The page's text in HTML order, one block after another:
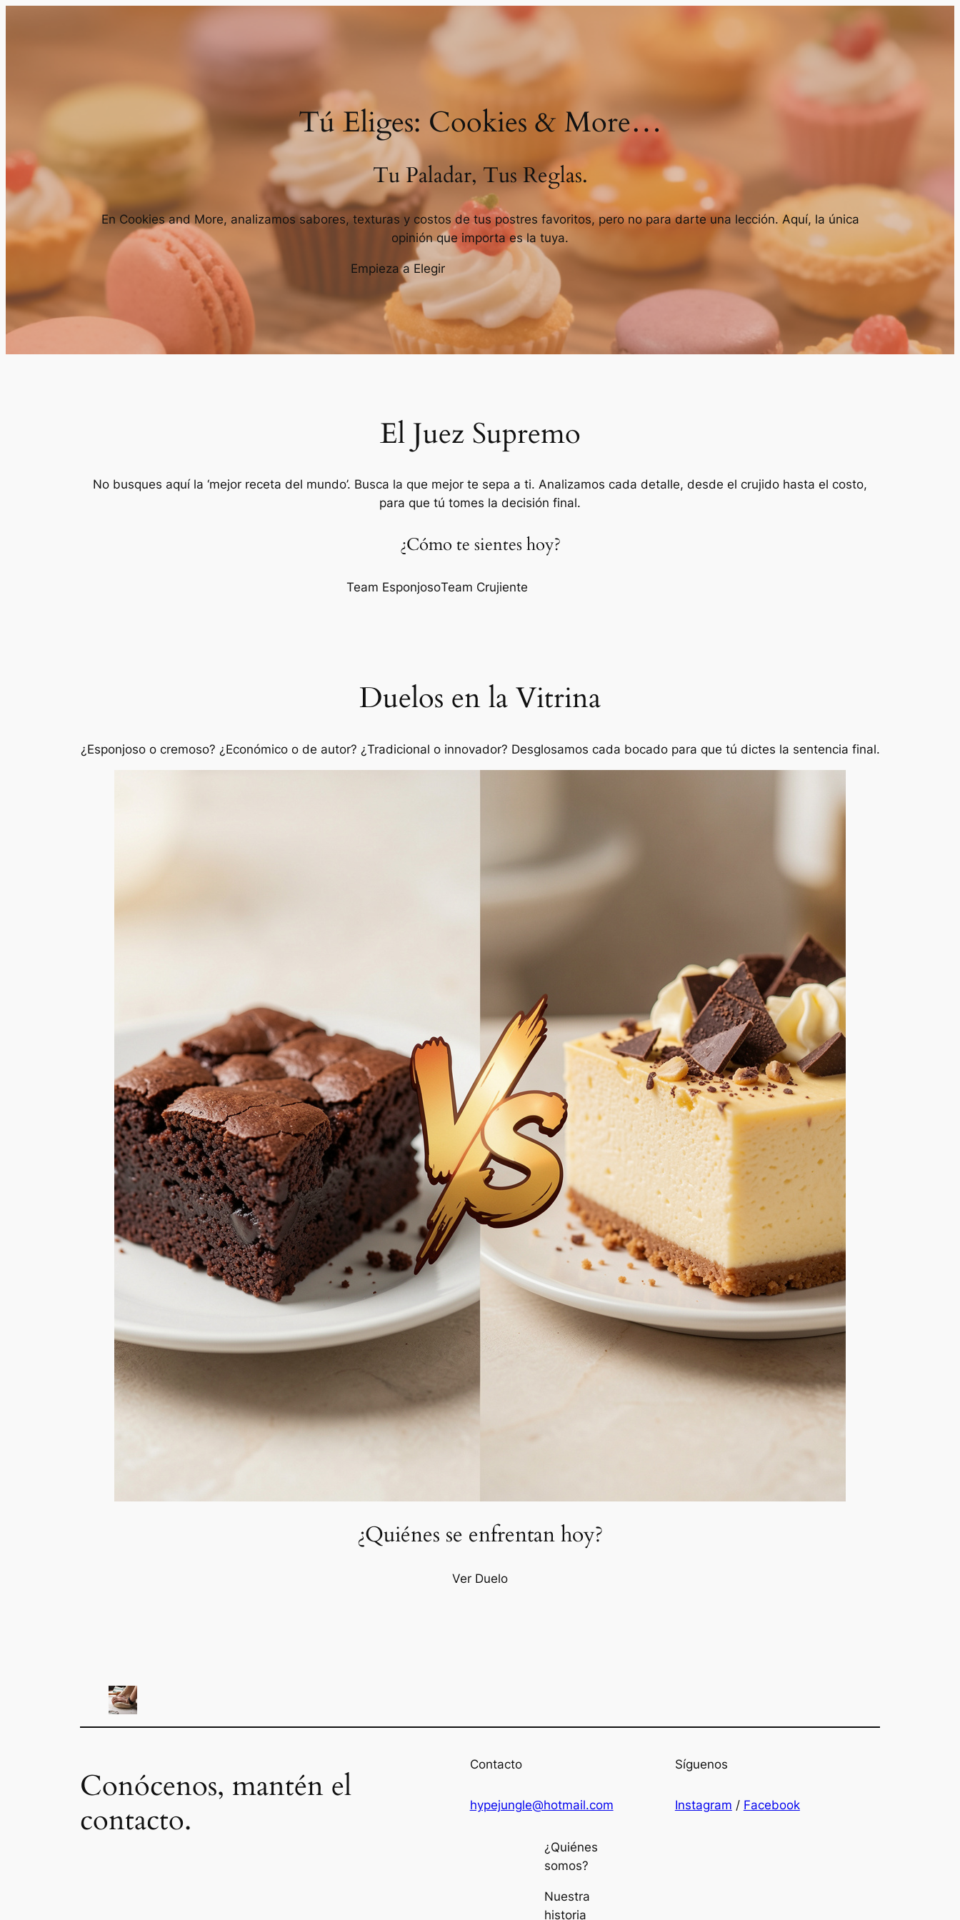
Tú Eliges: Cookies & More…
Tu Paladar, Tus Reglas.
En Cookies and More, analizamos sabores, texturas y costos de tus postres favoritos, pero no para darte una lección. Aquí, la única
opinión que importa es la tuya.
Empieza a Elegir
El Juez Supremo
No busques aquí la ‘mejor receta del mundo’. Busca la que mejor te sepa a ti. Analizamos cada detalle, desde el crujido hasta el costo,
para que tú tomes la decisión final.
¿Cómo te sientes hoy?
Team EsponjosoTeam Crujiente
Duelos en la Vitrina
¿Esponjoso o cremoso? ¿Económico o de autor? ¿Tradicional o innovador? Desglosamos cada bocado para que tú dictes la sentencia final.
¿Quiénes se enfrentan hoy?
Ver Duelo
Conócenos, mantén el
contacto.
Contacto
hypejungle@hotmail.com
¿Quiénes
somos?
Nuestra
historia
Síguenos
Instagram / Facebook